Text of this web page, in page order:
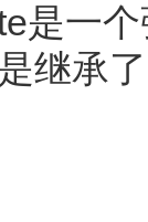
是一
继承